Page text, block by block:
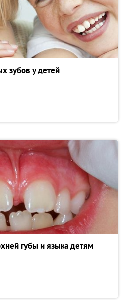
зубов у детей
губы и языка детям